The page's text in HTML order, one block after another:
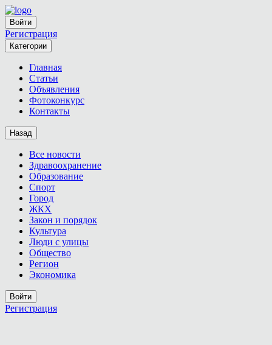
Войти
Регистрация
Категории
Главная
Статьи
Объявления
Фотоконкурс
Контакты
Назад
Все новости
Здравоохранение
Образование
Спорт
Город
ЖКХ
Закон и порядок
Культура
Люди с улицы
Общество
Регион
Экономика
Войти
Регистрация